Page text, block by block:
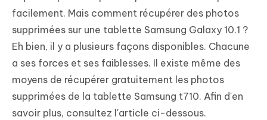
facilement. Mais comment récupérer des photos
supprimées sur une tablette Samsung Galaxy 10.1 ?
Eh bien, il y a plusieurs façons disponibles. Chacune
a ses forces et ses faiblesses. Il existe même des
moyens de récupérer gratuitement les photos
supprimées de la tablette Samsung t710. Afin d'en
savoir plus, consultez l'article ci-dessous.